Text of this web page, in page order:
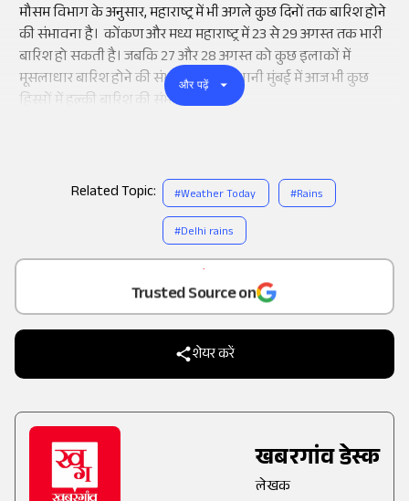
Add
as a
Trusted Source on
शेयर करें
खबरगांव डेस्क
लेखक
मौसम विभाग के अनुसार, महाराष्ट्र में भी अगले कुछ दिनों तक बारिश होने
की संभावना है। कोंकण और मध्य महाराष्ट्र में 23 से 29 अगस्त तक भारी
बारिश हो सकती है। जबकि 27 और 28 अगस्त को कुछ इलाकों में
मूसलाधार बारिश होने की संभावना है। राजधानी मुंबई में आज भी कुछ
हिस्सों में हल्की बारिश की संभावना है।
और पढ़ें
Related Topic: #Weather Today #Rains
#Delhi rains